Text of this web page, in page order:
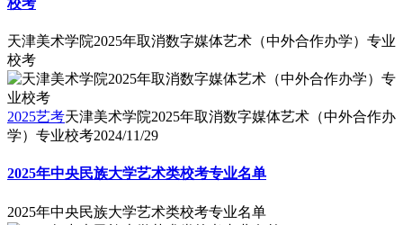
天津美术学院2025年取消数字媒体艺术（中外合作办学）专业
校考
2025艺考天津美术学院2025年取消数字媒体艺术（中外合作办
学）专业校考2024/11/29
2025年中央民族大学艺术类校考专业名单
2025年中央民族大学艺术类校考专业名单